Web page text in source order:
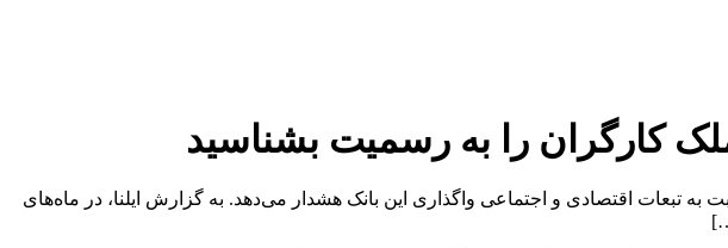
کارگران را به رسمیت بشناسید
در حیطه‌ی شمول اصل ۴۴ قانون اساسی قرار نمی‌گیرد، نسبت به تبعات اقتصادی و اجتماعی واگذاری این بانک هشدار می‌دهد. به گزارش ایلنا، در ماه‌های